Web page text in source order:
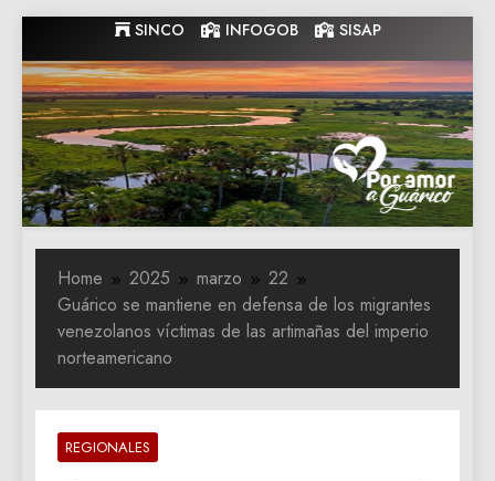
to
content
SINCO INFOGOB SISAP
Gobernacion
de Guarico
Gobernacion de Guarico
Home 2025 marzo
22
Guárico se mantiene en defensa de los migrantes
venezolanos víctimas de las artimañas del imperio
norteamericano
REGIONALES